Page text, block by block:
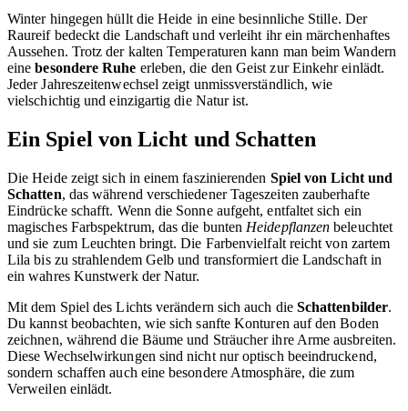
Winter hingegen hüllt die Heide in eine besinnliche Stille. Der
Raureif bedeckt die Landschaft und verleiht ihr ein märchenhaftes
Aussehen. Trotz der kalten Temperaturen kann man beim Wandern
einebesondere Ruhe erleben, die den Geist zur Einkehr einlädt.
Jeder Jahreszeitenwechsel zeigt unmissverständlich, wie
vielschichtig und einzigartig die Natur ist.
Ein Spiel von Licht und Schatten
Die Heide zeigt sich in einem faszinierenden Spiel von Licht und
Schatten, das während verschiedener Tageszeiten zauberhafte
Eindrücke schafft. Wenn die Sonne aufgeht, entfaltet sich ein
magisches Farbspektrum, das die bunten Heidepflanzen beleuchtet
und sie zum Leuchten bringt. Die Farbenvielfalt reicht von zartem
Lila bis zu strahlendem Gelb und transformiert die Landschaft in
ein wahres Kunstwerk der Natur.
Mit dem Spiel des Lichts verändern sich auch die Schattenbilder.
Du kannst beobachten, wie sich sanfte Konturen auf den Boden
zeichnen, während die Bäume und Sträucher ihre Arme ausbreiten.
Diese Wechselwirkungen sind nicht nur optisch beeindruckend,
sondern schaffen auch eine besondere Atmosphäre, die zum
Verweilen einlädt.